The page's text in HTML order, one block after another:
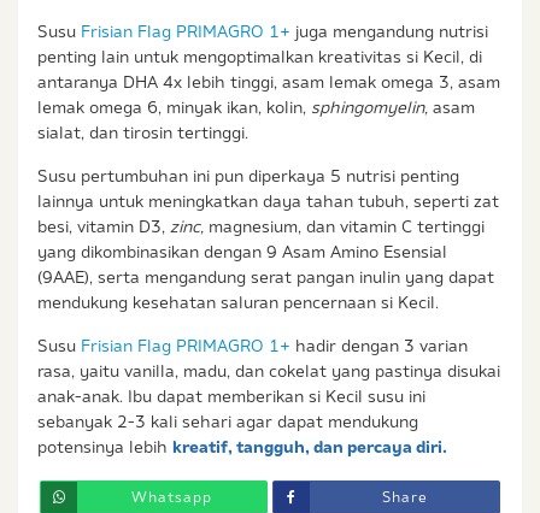
Susu Frisian Flag PRIMAGRO 1+ juga mengandung nutrisi
penting lain untuk mengoptimalkan kreativitas si Kecil, di
antaranya DHA 4x lebih tinggi, asam lemak omega 3, asam
lemak omega 6, minyak ikan, kolin, sphingomyelin, asam
sialat, dan tirosin tertinggi.
Susu pertumbuhan ini pun diperkaya 5 nutrisi penting
lainnya untuk meningkatkan daya tahan tubuh, seperti zat
besi, vitamin D3, zinc, magnesium, dan vitamin C tertinggi
yang dikombinasikan dengan 9 Asam Amino Esensial
(9AAE), serta mengandung serat pangan inulin yang dapat
mendukung kesehatan saluran pencernaan si Kecil.
Susu Frisian Flag PRIMAGRO 1+ hadir dengan 3 varian
rasa, yaitu vanilla, madu, dan cokelat yang pastinya disukai
anak-anak. Ibu dapat memberikan si Kecil susu ini
sebanyak 2-3 kali sehari agar dapat mendukung
potensinya lebih kreatif, tangguh, dan percaya diri.
Whatsapp Share